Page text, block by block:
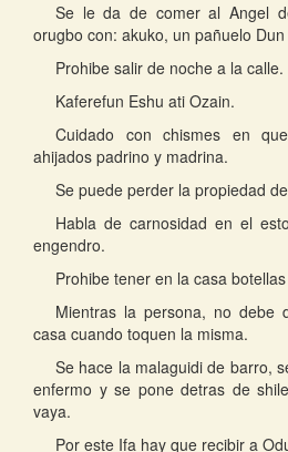
Se le da de comer al Angel
orugbo con: akuko, un pañuelo
Prohibe salir de noche a la calle.
Kaferefun Eshu ati Ozain.
Cuidado con chismes en
ahijados padrino y madrina.
Se puede perder la propiedad
Habla de carnosidad en el
engendro.
Prohibe tener en la casa
Mientras la persona, no debe
casa cuando toquen la misma.
Se hace la malaguidi de barro,
enfermo y se pone detras de
vaya.
Por este Ifa hay que recibir a